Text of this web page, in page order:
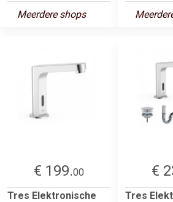
Meerdere shops
€ 199.00
Tres Elektronische
€
Tres